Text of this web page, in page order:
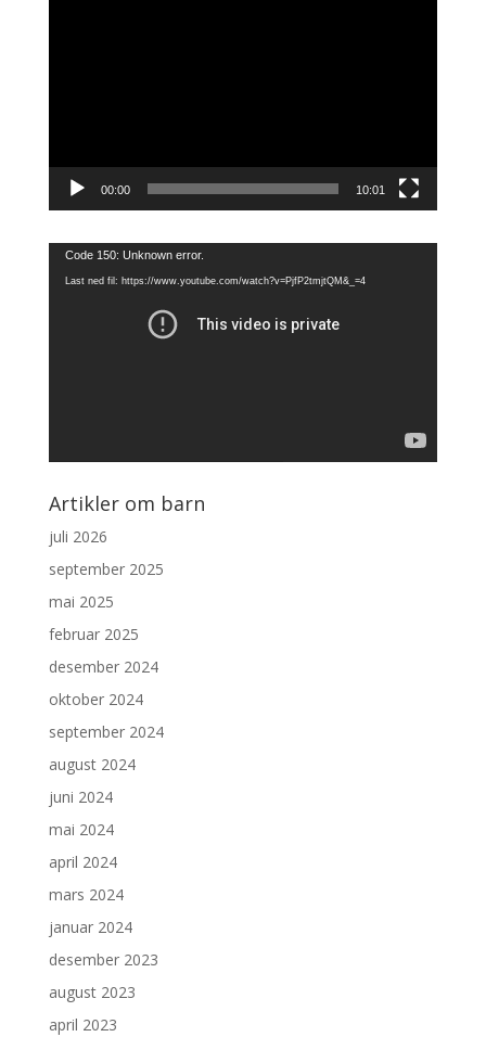
00:00 10:01
Videoavspiller
Code 150: Unknown error.
Last ned fil: https://www.youtube.com/watch?v=PjfP2tmjtQM&_=4
Artikler om barn
juli 2026
september 2025
mai 2025
februar 2025
desember 2024
oktober 2024
september 2024
august 2024
juni 2024
mai 2024
april 2024
mars 2024
januar 2024
desember 2023
august 2023
april 2023